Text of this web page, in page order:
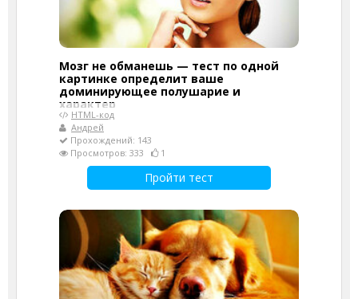
Мозг не обманешь — тест по одной
картинке определит ваше
доминирующее полушарие и
характер
HTML-код
Андрей
Прохождений: 143
Просмотров: 333
1
Пройти тест